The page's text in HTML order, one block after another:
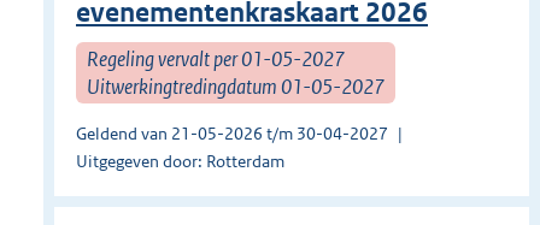
evenementenkraskaart 2026
Regeling vervalt per 01-05-2027
Uitwerkingtredingdatum 01-05-2027
Geldend van 21-05-2026 t/m 30-04-2027
Uitgegeven door: Rotterdam